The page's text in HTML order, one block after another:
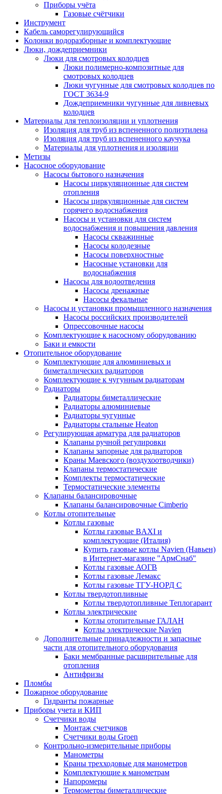
Приборы учёта
Газовые счётчики
Инструмент
Кабель саморегулирующийся
Колонки водоразборные и комплектующие
Люки, дождеприемники
Люки для смотровых колодцев
Люки полимерно-композитные для
смотровых колодцев
Люки чугунные для смотровых колодцев по
ГОСТ 3634-9
Дождеприемники чугунные для ливневых
колодцев
Материалы для теплоизоляции и уплотнения
Изоляция для труб из вспененного полиэтилена
Изоляция для труб из вспененного каучука
Материалы для уплотнения и изоляции
Метизы
Насосное оборудование
Насосы бытового назначения
Насосы циркуляционные для систем
отопления
Насосы циркуляционные для систем
горячего водоснабжения
Насосы и установки для систем
водоснабжения и повышения давления
Насосы скважинные
Насосы колодезные
Насосы поверхностные
Насосные установки для
водоснабжения
Насосы для водоотведения
Насосы дренажные
Насосы фекальные
Насосы и установки промышленного назначения
Насосы российских производителей
Опрессовочные насосы
Комплектующие к насосному оборудованию
Баки и емкости
Отопительное оборудование
Комплектующие для алюминиевых и
биметаллических радиаторов
Комплектующие к чугунным радиаторам
Радиаторы
Радиаторы биметаллические
Радиаторы алюминиевые
Радиаторы чугунные
Радиаторы стальные Heaton
Регулирующая арматура для радиаторов
Клапаны ручной регулировки
Клапаны запорные для радиаторов
Краны Маевского (воздухоотводчики)
Клапаны термостатические
Комплекты термостатические
Термостатические элементы
Клапаны балансировочные
Клапаны балансировочные Cimberio
Котлы отопительные
Котлы газовые
Котлы газовые BAXI и
комплектующие (Италия)
Купить газовые котлы Navien (Навьен)
в Интернет-магазине "АрмСнаб"
Котлы газовые АОГВ
Котлы газовые Лемакс
Котлы газовые ТГУ-НОРД С
Котлы твердотопливные
Котлы твердотопливные Теплогарант
Котлы электрические
Котлы отопительные ГАЛАН
Котлы электрические Navien
Дополнительные принадлежности и запасные
части для отопительного оборудования
Баки мембранные расширительные для
отопления
Антифризы
Пломбы
Пожарное оборудование
Гидранты пожарные
Приборы учета и КИП
Счетчики воды
Монтаж счетчиков
Счетчики воды Groen
Контрольно-измерительные приборы
Манометры
Краны трехходовые для манометров
Комплектующие к манометрам
Напоромеры
Термометры биметаллические